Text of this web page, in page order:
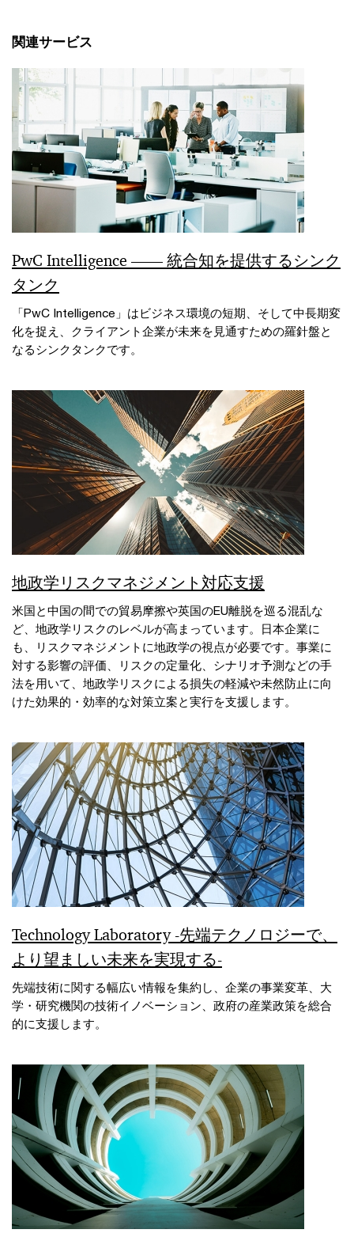
関連サービス
PwC Intelligence ―― 統合知を提供するシンク
タンク
「PwC Intelligence」はビジネス環境の短期、そして中長期変
化を捉え、クライアント企業が未来を見通すための羅針盤と
なるシンクタンクです。
地政学リスクマネジメント対応支援
米国と中国の間での貿易摩擦や英国のEU離脱を巡る混乱な
ど、地政学リスクのレベルが高まっています。日本企業に
も、リスクマネジメントに地政学の視点が必要です。事業に
対する影響の評価、リスクの定量化、シナリオ予測などの手
法を用いて、地政学リスクによる損失の軽減や未然防止に向
けた効果的・効率的な対策立案と実行を支援します。
Technology Laboratory -先端テクノロジーで、
より望ましい未来を実現する-
先端技術に関する幅広い情報を集約し、企業の事業変革、大
学・研究機関の技術イノベーション、政府の産業政策を総合
的に支援します。